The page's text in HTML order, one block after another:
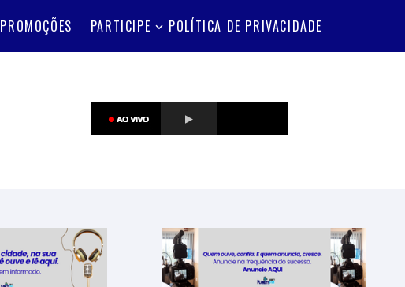
PROMOÇÕES PARTICIPE POLÍTICA DE PRIVACIDADE